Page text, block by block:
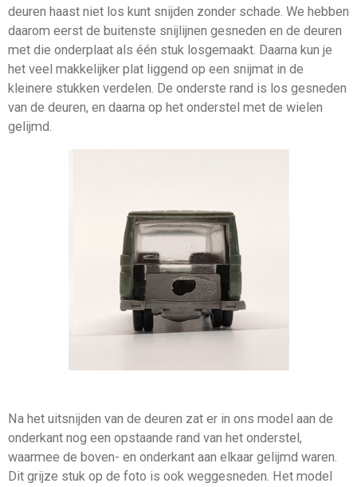
deuren haast niet los kunt snijden zonder schade. We hebben
daarom eerst de buitenste snijlijnen gesneden en de deuren
met die onderplaat als één stuk losgemaakt. Daarna kun je
het veel makkelijker plat liggend op een snijmat in de
kleinere stukken verdelen. De onderste rand is los gesneden
van de deuren, en daarna op het onderstel met de wielen
gelijmd.
Na het uitsnijden van de deuren zat er in ons model aan de
onderkant nog een opstaande rand van het onderstel,
waarmee de boven- en onderkant aan elkaar gelijmd waren.
Dit grijze stuk op de foto is ook weggesneden. Het model